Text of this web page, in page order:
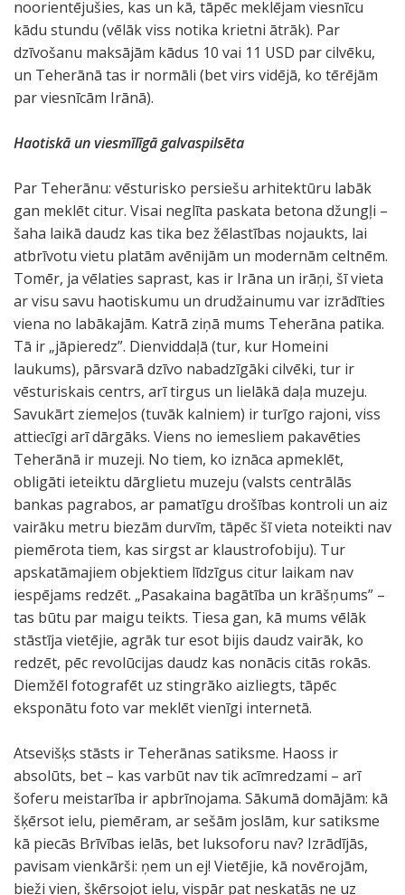
noorientējušies, kas un kā, tāpēc meklējam viesnīcu
kādu stundu (vēlāk viss notika krietni ātrāk). Par
dzīvošanu maksājām kādus 10 vai 11 USD par cilvēku,
un Teherānā tas ir normāli (bet virs vidējā, ko tērējām
par viesnīcām Irānā).
Haotiskā un viesmīlīgā galvaspilsēta
Par Teherānu: vēsturisko persiešu arhitektūru labāk
gan meklēt citur. Visai neglīta paskata betona džungļi –
šaha laikā daudz kas tika bez žēlastības nojaukts, lai
atbrīvotu vietu platām avēnijām un modernām celtnēm.
Tomēr, ja vēlaties saprast, kas ir Irāna un irāņi, šī vieta
ar visu savu haotiskumu un drudžainumu var izrādīties
viena no labākajām. Katrā ziņā mums Teherāna patika.
Tā ir „jāpieredz”. Dienviddaļā (tur, kur Homeini
laukums), pārsvarā dzīvo nabadzīgāki cilvēki, tur ir
vēsturiskais centrs, arī tirgus un lielākā daļa muzeju.
Savukārt ziemeļos (tuvāk kalniem) ir turīgo rajoni, viss
attiecīgi arī dārgāks. Viens no iemesliem pakavēties
Teherānā ir muzeji. No tiem, ko iznāca apmeklēt,
obligāti ieteiktu dārglietu muzeju (valsts centrālās
bankas pagrabos, ar pamatīgu drošības kontroli un aiz
vairāku metru biezām durvīm, tāpēc šī vieta noteikti nav
piemērota tiem, kas sirgst ar klaustrofobiju). Tur
apskatāmajiem objektiem līdzīgus citur laikam nav
iespējams redzēt. „Pasakaina bagātība un krāšņums” –
tas būtu par maigu teikts. Tiesa gan, kā mums vēlāk
stāstīja vietējie, agrāk tur esot bijis daudz vairāk, ko
redzēt, pēc revolūcijas daudz kas nonācis citās rokās.
Diemžēl fotografēt uz stingrāko aizliegts, tāpēc
eksponātu foto var meklēt vienīgi internetā.
Atsevišķs stāsts ir Teherānas satiksme. Haoss ir
absolūts, bet – kas varbūt nav tik acīmredzami – arī
šoferu meistarība ir apbrīnojama. Sākumā domājām: kā
šķērsot ielu, piemēram, ar sešām joslām, kur satiksme
kā piecās Brīvības ielās, bet luksoforu nav? Izrādījās,
pavisam vienkārši: ņem un ej! Vietējie, kā novērojām,
bieži vien, šķērsojot ielu, vispār pat neskatās ne uz